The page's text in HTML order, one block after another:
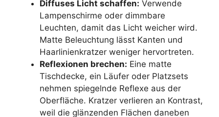
Diffuses Licht schaffen: Verwende
Lampenschirme oder dimmbare
Leuchten, damit das Licht weicher wird.
Matte Beleuchtung lässt Kanten und
Haarlinienkratzer weniger hervortreten.
Reflexionen brechen: Eine matte
Tischdecke, ein Läufer oder Platzsets
nehmen spiegelnde Reflexe aus der
Oberfläche. Kratzer verlieren an Kontrast,
weil die glänzenden Flächen daneben